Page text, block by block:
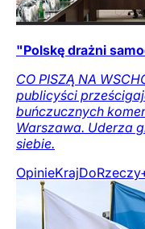
"Polskę drażni
CO PISZĄ NA
publicyści
buńczucznych
Warszawa. Uderza
siebie.
OpinieKraj